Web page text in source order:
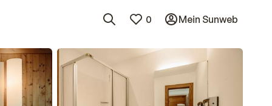
0 Mein Sunweb